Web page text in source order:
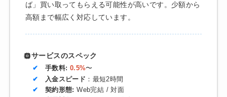
ば」買い取ってもらえる可能性が高いです。少額から
高額まで幅広く対応しています。
サービスのスペック
手数料: 0.5%〜
入金スピード ：最短2時間
契約形態: Web完結 / 対面